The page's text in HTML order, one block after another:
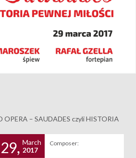
OPERA – SAUDADES czyli HISTORIA
29, March
2017
Composer: